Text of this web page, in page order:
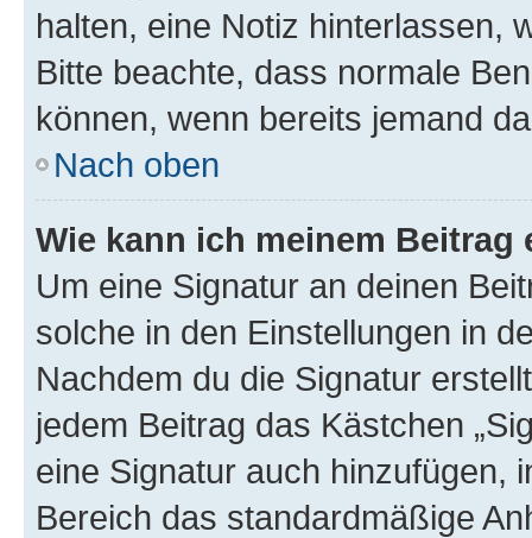
halten, eine Notiz hinterlassen,
Bitte beachte, dass normale
können, wenn bereits jemand
Nach oben
Wie kann ich meinem
Um eine Signatur an deinen
solche in den Einstellungen in
Nachdem du die Signatur
jedem Beitrag das Kästchen
eine Signatur auch hinzufügen,
Bereich das standardmäßige